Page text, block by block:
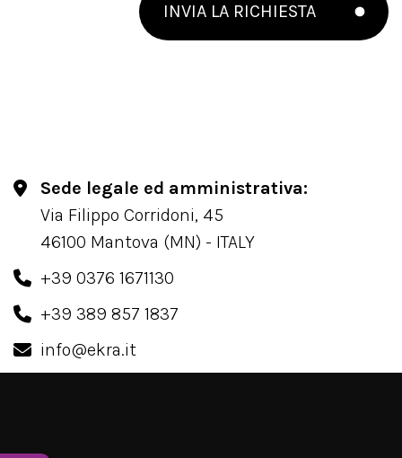
INVIA LA RICHIESTA
Sede legale ed amministrativa:
Via Filippo Corridoni, 45
46100 Mantova (MN) - ITALY
+39 0376 1671130
+39 389 857 1837
info@ekra.it